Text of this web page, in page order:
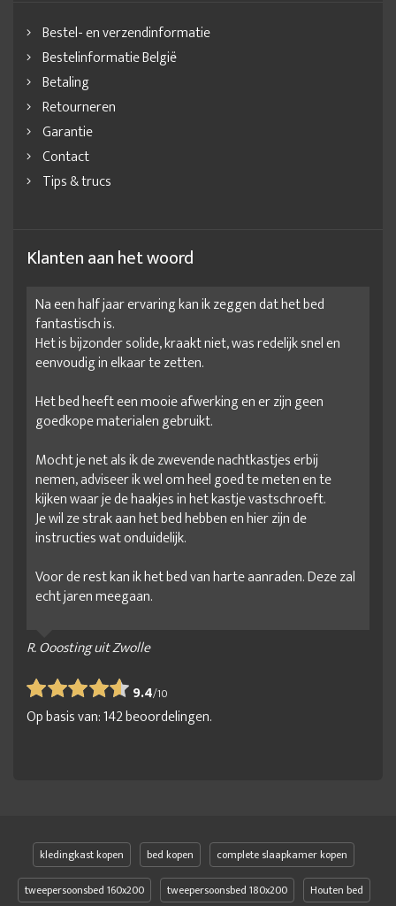
Bestel- en verzendinformatie
Bestelinformatie België
Betaling
Retourneren
Garantie
Contact
Tips & trucs
Klanten aan het woord
Na een half jaar ervaring kan ik zeggen dat het bed
fantastisch is.
Het is bijzonder solide, kraakt niet, was redelijk snel en
eenvoudig in elkaar te zetten.
Het bed heeft een mooie afwerking en er zijn geen
goedkope materialen gebruikt.
Mocht je net als ik de zwevende nachtkastjes erbij
nemen, adviseer ik wel om heel goed te meten en te
kijken waar je de haakjes in het kastje vastschroeft.
Je wil ze strak aan het bed hebben en hier zijn de
instructies wat onduidelijk.
Voor de rest kan ik het bed van harte aanraden. Deze zal
echt jaren meegaan.
R. Ooosting uit Zwolle
9.4/10
Op basis van:142beoordelingen.
kledingkast kopen bed kopen
complete slaapkamer kopen
tweepersoonsbed 160x200
tweepersoonsbed 180x200 Houten bed